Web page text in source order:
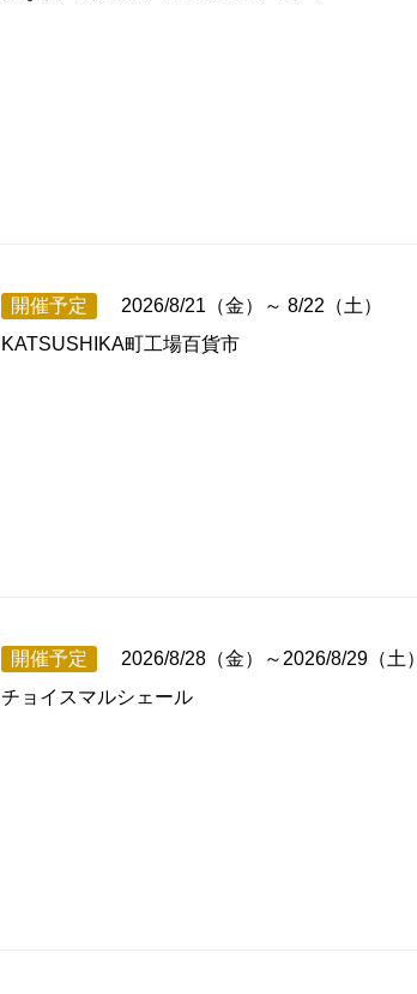
開催予定
2026/8/21（金）～ 8/22（土）
KATSUSHIKA町工場百貨市
開催予定
2026/8/28（金）～2026/8/29（土）
チョイスマルシェール